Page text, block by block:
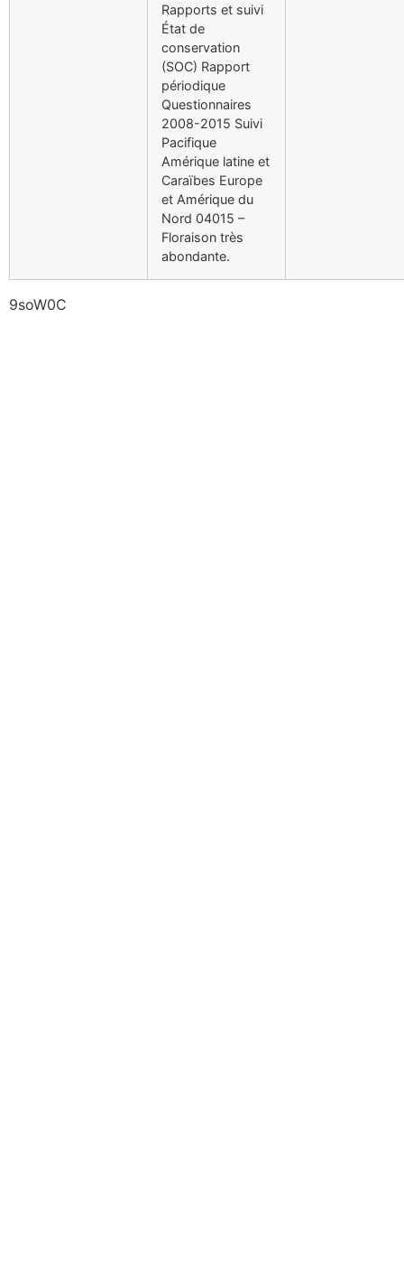
Rapports et suivi
État de
conservation
(SOC) Rapport
périodique
Questionnaires
2008-2015 Suivi
Pacifique
Amérique latine et
Caraïbes Europe
et Amérique du
Nord 04015 –
Floraison très
abondante.
9soW0C